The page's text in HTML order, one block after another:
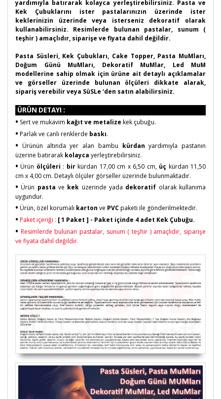
yardımıyla batırarak kolayca yerleştirebilirsiniz. Pasta ve
Kek Çubuklarını ister pastalarınızın üzerinde ister
keklerinizin üzerinde veya isterseniz dekoratif olarak
kullanabilirsiniz. Resimlerde bulunan pastalar, sunum (
teşhir ) amaçlıdır, siparişe ve fiyata dahil değildir.
Pasta Süsleri, Kek Çubukları, Cake Topper, Pasta MuMları,
Doğum Günü MuMları, Dekoratif MuMlar, Led MuM
modellerine sahip olmak için ürüne ait detaylı açıklamalar
ve görseller üzerinde bulunan ölçüleri dikkate alarak,
sipariş verebilir veya SüSLe ‘den satın alabilirsiniz.
ÜRÜN DETAYI :
• Sert ve mukavim kağıt ve metalize kek çubuğu.
• Parlak ve canlı renklerde baskı.
• Ürünün altında yer alan bambu kürdan yardımıyla pastanın
üzerine batırarak kolayca yerleştirebilirsiniz.
• Ürün ölçüleri : birkürdan 17,00 cm x 6,50 cm, üç kürdan 11,50
cm x 4,00 cm. Detaylı ölçüler görseller üzerinde bulunmaktadır.
• Ürün pasta ve kek üzerinde yada dekoratif olarak kullanıma
uygundur.
• Ürün, özel korumalı karton ve PVCpaketi ile gönderilmektedir.
• Paket içeriği : [1 Paket ] - Paket içinde 4 adet Kek Çubuğu.
• Resimlerde bulunan pastalar, sunum ( teşhir ) amaçlıdır, siparişe
ve fiyata dahil değildir.